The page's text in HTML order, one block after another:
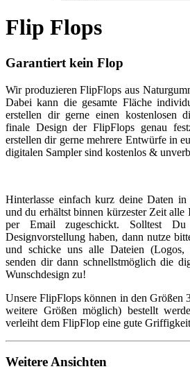
Flip Flops
Garantiert kein Flop
Wir produzieren FlipFlops aus
Dabei kann die gesamte Fläche
erstellen dir gerne einen kostenlosen
finale Design der FlipFlops genau
erstellen dir gerne mehrere Entwürfe in
digitalen Sampler sind kostenlos &
Hinterlasse einfach kurz deine Daten
und du erhältst binnen kürzester Zeit
per Email zugeschickt. Solltest
Designvorstellung haben, dann nutze
und schicke uns alle Dateien
senden dir dann schnellstmöglich die
Wunschdesign zu!
Unsere FlipFlops können in den Größen
weitere Größen möglich) bestellt
verleiht dem FlipFlop eine gute
Weitere Ansichten